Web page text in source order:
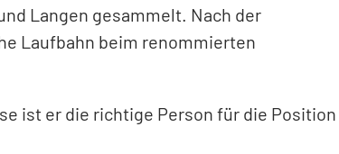
Langen gesammelt. Nach der
Laufbahn beim renommierten
ist er die richtige Person für die Position